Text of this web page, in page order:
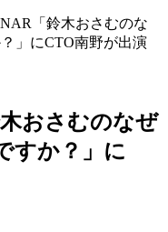
「鈴木おさむのな
」にCTO南野が出演
おさむのなぜ
すか？」に